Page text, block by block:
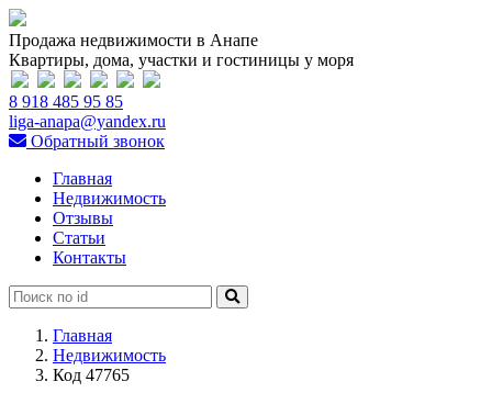
Продажа недвижимости в Анапе
Квартиры, дома, участки и гостиницы у моря
8 918 485 95 85
liga-anapa@yandex.ru
Обратный звонок
Главная
Недвижимость
Отзывы
Статьи
Контакты
Главная
Недвижимость
Код 47765